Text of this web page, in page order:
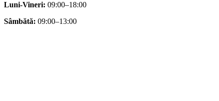
Luni-Vineri: 09:00–18:00
Sâmbătă: 09:00–13:00